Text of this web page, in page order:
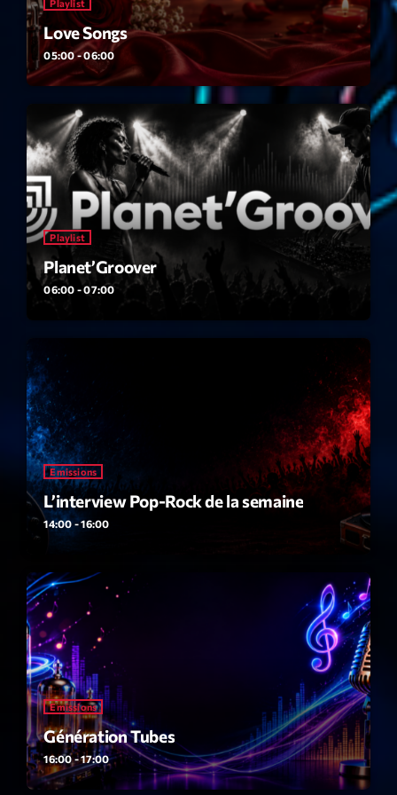
février 2021
mars 2020
Categories
Archive
Artists
Concerts
Economics
Events
Featured
Flow
Gear
General
Health
Highlights
Insights
Interviews
Lifestyle
Local
Music
Music Industry
Playlist
Love Songs
05:00 - 06:00
Playlist
Planet’Groover
06:00 - 07:00
Emissions
L’interview Pop-Rock de la semaine
14:00 - 16:00
Emissions
Génération Tubes
16:00 - 17:00